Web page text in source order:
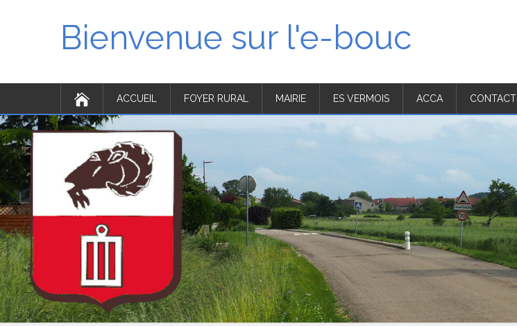
Bienvenue sur l'e-bouc
ACCUEIL FOYER RURAL MAIRIE ES VERMOIS ACCA CONTACT